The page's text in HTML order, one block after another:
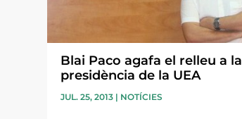
Blai Paco agafa el relleu a la
presidència de la UEA
JUL. 25, 2013 | NOTÍCIES